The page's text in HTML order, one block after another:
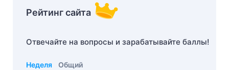
Рейтинг сайта
Отвечайте на вопросы и зарабатывайте баллы!
Неделя Общий